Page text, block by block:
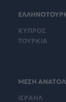
ΚΥΠΡΟΣ
ΤΟΥΡΚΙΑ
ΜΕΣΗ
ΙΣΡΑΗΛ